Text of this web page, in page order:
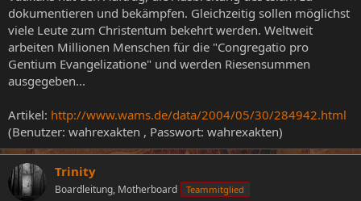
dokumentieren und bekämpfen. Gleichzeitig sollen möglichst
viele Leute zum Christentum bekehrt werden. Weltweit
arbeiten Millionen Menschen für die "Congregatio pro
Gentium Evangelizatione" und werden Riesensummen
ausgegeben...
Artikel: http://www.wams.de/data/2004/05/30/284942.html
(Benutzer: wahrexakten , Passwort: wahrexakten)
Trinity
Boardleitung, Motherboard Teammitglied